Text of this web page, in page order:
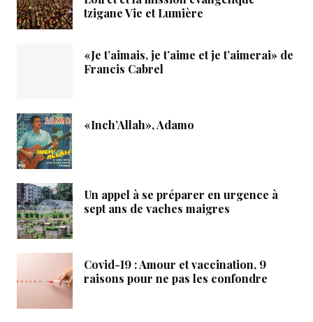
tzigane Vie et Lumière
«Je t’aimais, je t’aime et je t’aimerai» de
Francis Cabrel
«Inch’Allah», Adamo
Un appel à se préparer en urgence à
sept ans de vaches maigres
Covid-19 : Amour et vaccination, 9
raisons pour ne pas les confondre